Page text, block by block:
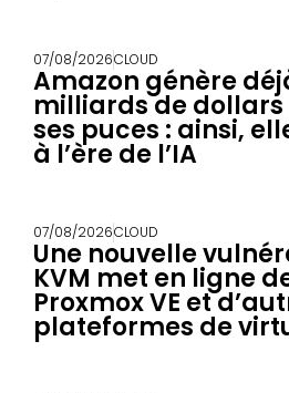
07/08/2026CLOUD
Amazon génère
milliards de
ses puces : ainsi,
à l’ère de l’IA
07/08/2026CLOUD
Une nouvelle
KVM met en ligne
Proxmox VE et
plateformes de